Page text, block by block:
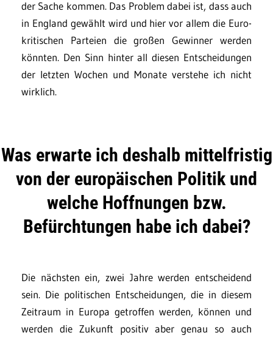
der Sache kommen. Das Problem dabei ist, dass auch
in England gewählt wird und hier vor allem die Euro-
kritischen Parteien die großen Gewinner werden
könnten. Den Sinn hinter all diesen Entscheidungen
der letzten Wochen und Monate verstehe ich nicht
wirklich.
Was erwarte ich deshalb mittelfristig
von der europäischen Politik und
welche Hoffnungen bzw.
Befürchtungen habe ich dabei?
Die nächsten ein, zwei Jahre werden entscheidend
sein. Die politischen Entscheidungen, die in diesem
Zeitraum in Europa getroffen werden, können und
werden die Zukunft positiv aber genau so auch